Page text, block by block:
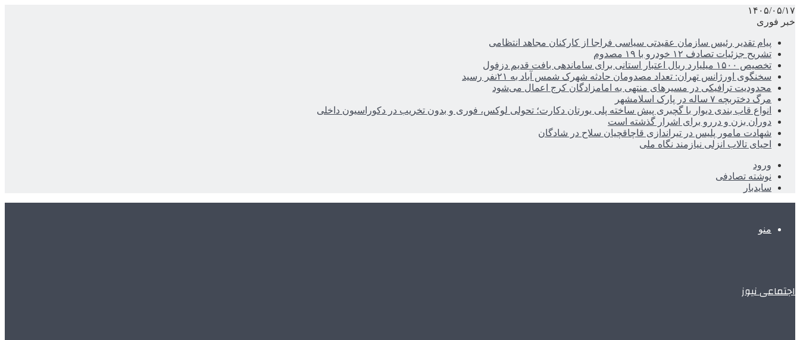
۱۴۰۵/۰۵/۱۷
خبر فوری
پیام تقدیر رئیس سازمان عقیدتی سیاسی فراجا از کارکنان مجاهد انتظامی
تشریح جزئیات تصادف ۱۲ خودرو با ۱۹ مصدوم
تخصیص ۱۵۰۰ میلیارد ریال اعتبار استانی برای ساماندهی بافت قدیم دزفول
سخنگوی اورژانس تهران: تعداد مصدومان حادثه شهرک شمس آباد به ۲۱نفر رسید
محدودیت ترافیکی در مسیرهای منتهی به امامزادگان کرج اعمال می‌شود
مرگ دختربچه ۷ ساله در پارک اسلامشهر
انواع قاب بندی دیوار با گچبری پیش ساخته پلی یورتان دکارت؛ تحولی لوکس، فوری و بدون تخریب در دکوراسیون داخلی
دوران بزن و دررو برای اشرار گذشته است
شهادت مامور پلیس در تیراندازی قاچاقچیان سلاح در شادگان
احیای تالاب انزلی نیازمند نگاه ملی
ورود
نوشته تصادفی
سایدبار
منو
اجتماعی نیوز